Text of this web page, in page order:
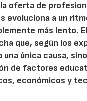
oferta de
evoluciona a un
más lento.
que, según los
una única causa,
de factores
económicos y